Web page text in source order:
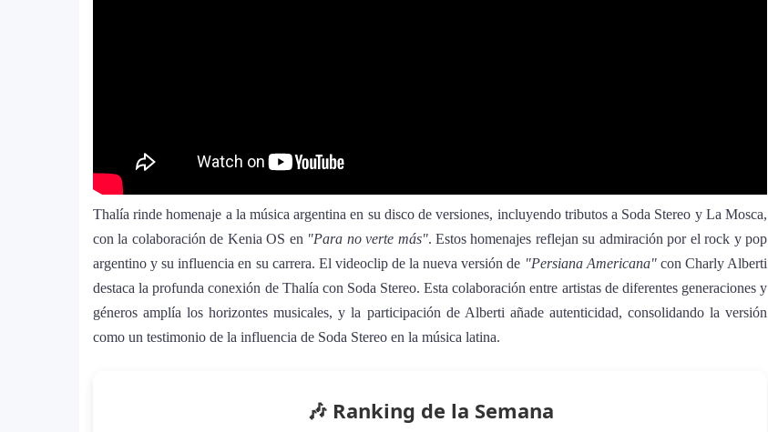
Thalía rinde homenaje a la música argentina en su disco de versiones, incluyendo tributos a Soda Stereo y La Mosca,
con la colaboración de Kenia OS en "Para no verte más". Estos homenajes reflejan su admiración por el rock y pop
argentino y su influencia en su carrera. El videoclip de la nueva versión de "Persiana Americana"con Charly Alberti
destaca la profunda conexión de Thalía con Soda Stereo. Esta colaboración entre artistas de diferentes generaciones y
géneros amplía los horizontes musicales, y la participación de Alberti añade autenticidad, consolidando la versión
como un testimonio de la influencia de Soda Stereo en la música latina.
🎶 Ranking de la Semana